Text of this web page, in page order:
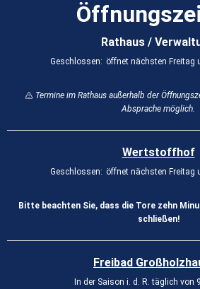
Rathaus /
Klicken, um weitere Öffnungs- oder
Geschlossen: öffnet nächsten Freitag
Termine im Rathaus außerhalb der
Absprache möglich.
Wertstoffhof
Klicken, um weitere Öffnungs- oder
Geschlossen: öffnet nächsten Freitag
Bitte beachten Sie, dass die Tore zehn
schließen!
Freibad
In der Saison i. d. R. täglich von